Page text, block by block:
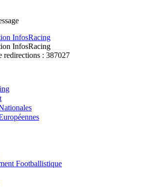
InfosRacing
InfosRacing
redirections : 387027
Footballistique